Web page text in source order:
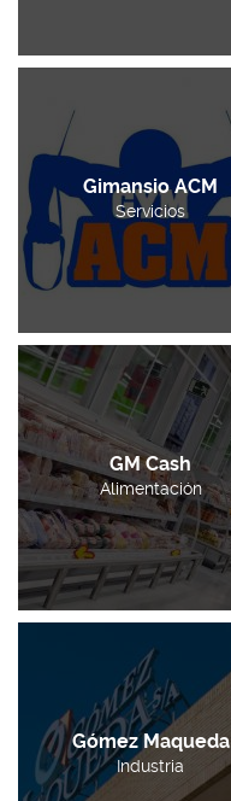
Gimansio ACM
Servicios
GM Cash
Alimentación
Gómez Maqueda
Industria